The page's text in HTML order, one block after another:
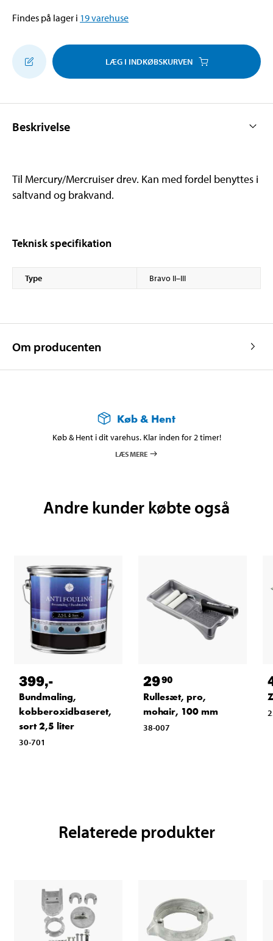
Findes på lager i 19varehuse
LÆG I INDKØBSKURVEN
Beskrivelse
Til Mercury/Mercruiser drev. Kan med fordel benyttes i
saltvand og brakvand.
Teknisk specifikation
Type Bravo II–III
Om producenten
Køb & Hent
Køb & Hent i dit varehus. Klar inden for 2 timer!
LÆS MERE
Andre kunder købte også
399,-
Bundmaling,
kobberoxidbaseret,
sort 2,5 liter
30-701
2990
Rullesæt, pro,
mohair, 100 mm
38-007
Relaterede produkter